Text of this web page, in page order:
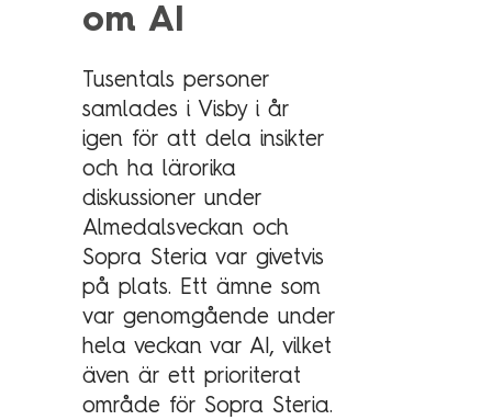
Telekom & media
Försvar & säkerhet
Medlemsorganisationer
Myndigheter
Transport & fordon
Finans
Kundcase
Tyskland
Sopra Steria Global
Sopra Banking Software
Sopra HR Software
om AI
Tusentals personer
samlades i Visby i år
igen för att dela insikter
och ha lärorika
diskussioner under
Almedalsveckan och
Sopra Steria var givetvis
på plats. Ett ämne som
var genomgående under
hela veckan var AI, vilket
även är ett prioriterat
område för Sopra Steria.